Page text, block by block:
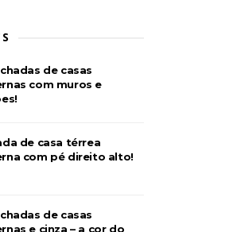
de casas
com muros e
de casa térrea
com pé direito alto!
de casas
e cinza – a cor do